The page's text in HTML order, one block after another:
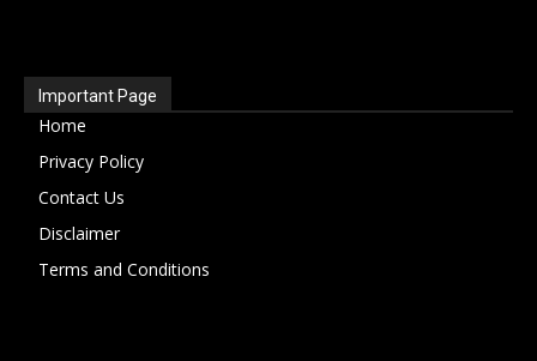
Important Page
Home
Privacy Policy
Contact Us
Disclaimer
Terms and Conditions